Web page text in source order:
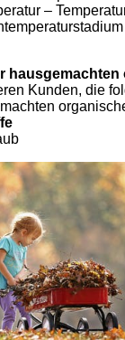
–
Kunden, die